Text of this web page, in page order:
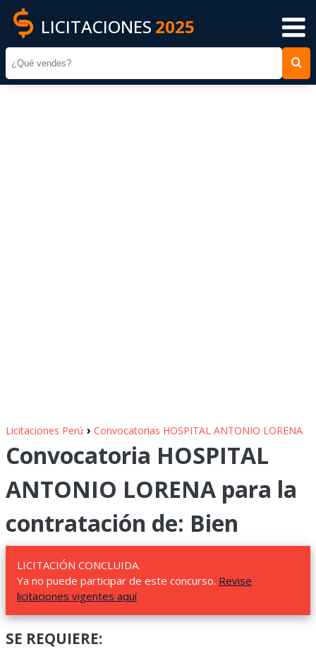
LICITACIONES 2025
Licitaciones Perú › Convocatorias HOSPITAL ANTONIO LORENA
Convocatoria HOSPITAL
ANTONIO LORENA para la
contratación de: Bien
LICITACIÓN CONCLUIDA.
Ya no puede participar de este concurso. Revise
licitaciones vigentes aquí
SE REQUIERE: